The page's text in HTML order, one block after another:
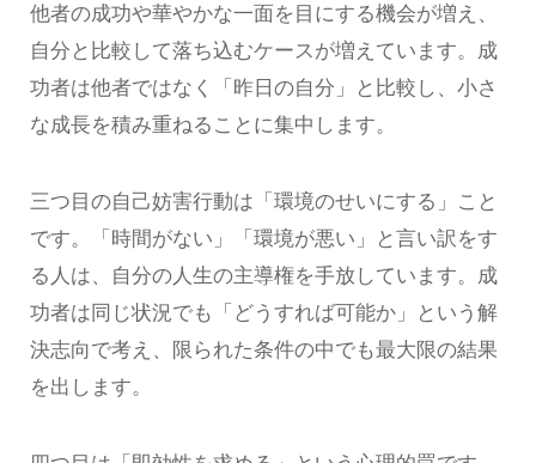
他者の成功や華やかな一面を目にする機会が増え、
自分と比較して落ち込むケースが増えています。成
功者は他者ではなく「昨日の自分」と比較し、小さ
な成長を積み重ねることに集中します。
三つ目の自己妨害行動は「環境のせいにする」こと
です。「時間がない」「環境が悪い」と言い訳をす
る人は、自分の人生の主導権を手放しています。成
功者は同じ状況でも「どうすれば可能か」という解
決志向で考え、限られた条件の中でも最大限の結果
を出します。